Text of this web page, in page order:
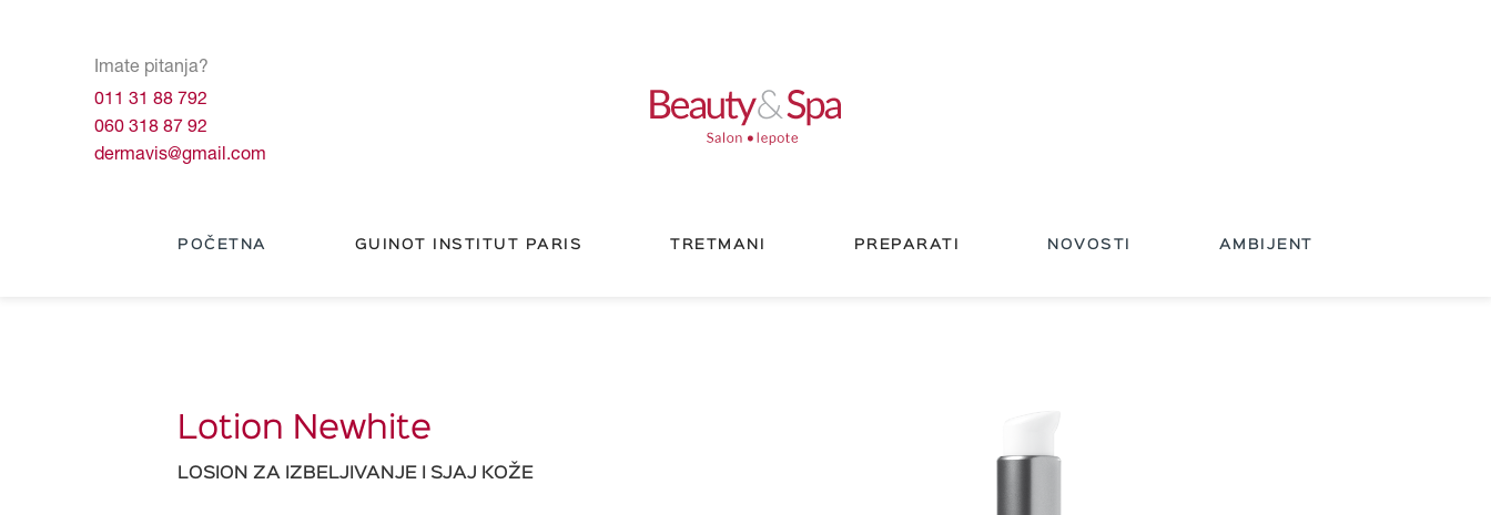
Imate pitanja?
011 31 88 792
060 318 87 92
dermavis@gmail.com
POČETNA GUINOT INSTITUT PARIS TRETMANI PREPARATI NOVOSTI AMBIJENT
Lotion Newhite
LOSION ZA IZBELJIVANJE I SJAJ KOŽE